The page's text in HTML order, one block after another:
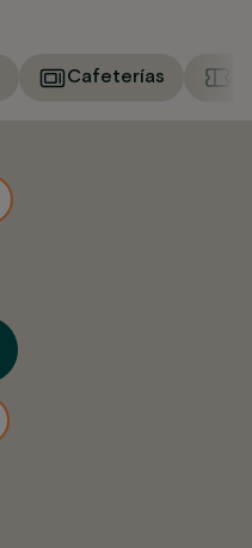
Cafeterías